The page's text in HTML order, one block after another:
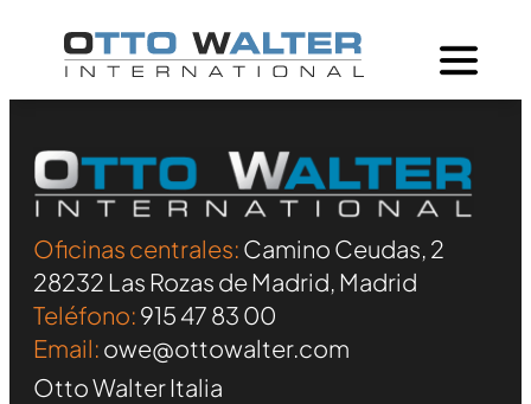
Oficinas centrales: Camino Ceudas, 2
28232 Las Rozas de Madrid, Madrid
Teléfono: 915 47 83 00
Email: owe@ottowalter.com
Otto Walter Italia